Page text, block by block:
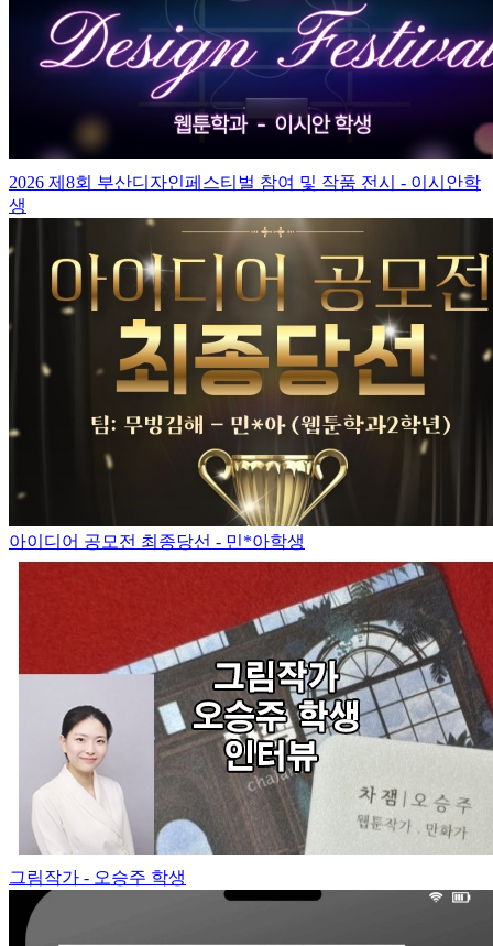
2026 제8회 부산디자인페스티벌 참여 및 작품 전시 - 이시안학
생
아이디어 공모전 최종당선 - 민*아학생
그림작가 - 오승주 학생